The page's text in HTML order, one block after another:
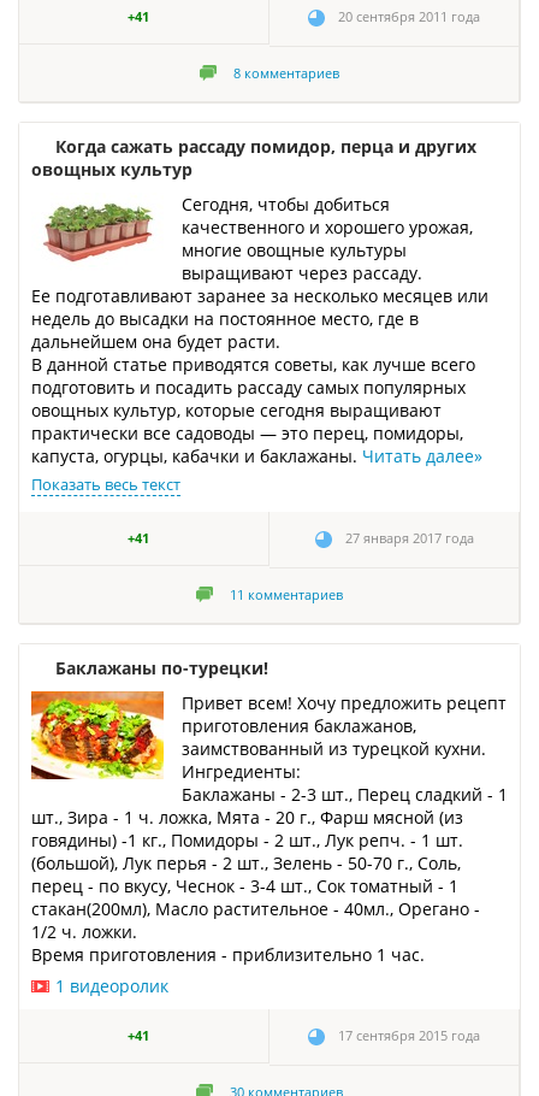
+41 20 сентября 2011 года
8 комментариев
Когда сажать рассаду помидор, перца и других
овощных культур
Сегодня, чтобы добиться
качественного и хорошего урожая,
многие овощные культуры
выращивают через рассаду.
Ее подготавливают заранее за несколько месяцев или
недель до высадки на постоянное место, где в
дальнейшем она будет расти.
В данной статье приводятся советы, как лучше всего
подготовить и посадить рассаду самых популярных
овощных культур, которые сегодня выращивают
практически все садоводы — это перец, помидоры,
капуста, огурцы, кабачки и баклажаны. Читать далее»
Показать весь текст
+41 27 января 2017 года
11 комментариев
Баклажаны по-турецки!
Привет всем! Хочу предложить рецепт
приготовления баклажанов,
заимствованный из турецкой кухни.
Ингредиенты:
Баклажаны - 2-3 шт., Перец сладкий - 1
шт., Зира - 1 ч. ложка, Мята - 20 г., Фарш мясной (из
говядины) -1 кг., Помидоры - 2 шт., Лук репч. - 1 шт.
(большой), Лук перья - 2 шт., Зелень - 50-70 г., Соль,
перец - по вкусу, Чеснок - 3-4 шт., Сок томатный - 1
стакан(200мл), Масло растительное - 40мл., Орегано -
1/2 ч. ложки.
Время приготовления - приблизительно 1 час.
1 видеоролик
+41 17 сентября 2015 года
30 комментариев